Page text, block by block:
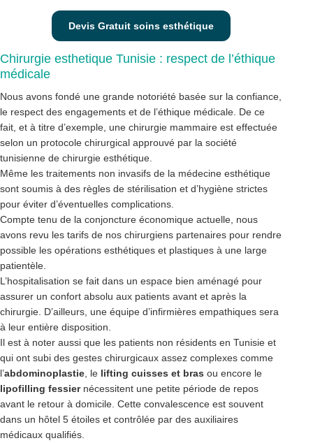
Devis Gratuit soins esthétique
Chirurgie esthetique Tunisie : respect de l’éthique
médicale
Nous avons fondé une grande notoriété basée sur la confiance,
le respect des engagements et de l’éthique médicale. De ce
fait, et à titre d’exemple, une chirurgie mammaire est effectuée
selon un protocole chirurgical approuvé par la société
tunisienne de chirurgie esthétique.
Même les traitements non invasifs de la médecine esthétique
sont soumis à des règles de stérilisation et d’hygiène strictes
pour éviter d’éventuelles complications.
Compte tenu de la conjoncture économique actuelle, nous
avons revu les tarifs de nos chirurgiens partenaires pour rendre
possible les opérations esthétiques et plastiques à une large
patientèle.
L’hospitalisation se fait dans un espace bien aménagé pour
assurer un confort absolu aux patients avant et après la
chirurgie. D’ailleurs, une équipe d’infirmières empathiques sera
à leur entière disposition.
Il est à noter aussi que les patients non résidents en Tunisie et
qui ont subi des gestes chirurgicaux assez complexes comme
l’abdominoplastie , le lifting cuisses et bras ou encore le
lipofilling fessiernécessitent une petite période de repos
avant le retour à domicile. Cette convalescence est souvent
dans un hôtel 5 étoiles et contrôlée par des auxiliaires
médicaux qualifiés.